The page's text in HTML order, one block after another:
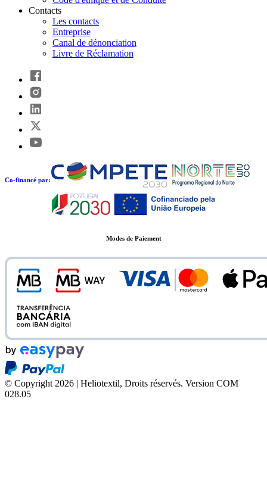
Contacts
Les contacts
Entreprise
Canal de dénonciation
Livre de Réclamation
Co-financé par:
Modes de Paiement
© Copyright 2026 | Heliotextil, Droits réservés. Version COM
028.05